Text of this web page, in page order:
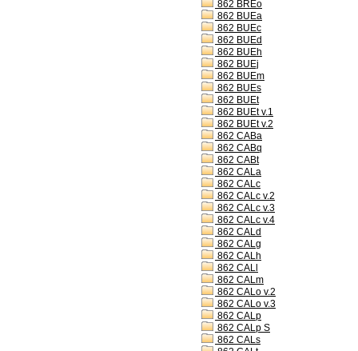
862 BREo
862 BUEa
862 BUEc
862 BUEd
862 BUEh
862 BUEj
862 BUEm
862 BUEs
862 BUEt
862 BUEt v.1
862 BUEt v.2
862 CABa
862 CABq
862 CABt
862 CALa
862 CALc
862 CALc v.2
862 CALc v.3
862 CALc v.4
862 CALd
862 CALg
862 CALh
862 CALl
862 CALm
862 CALo v.2
862 CALo v.3
862 CALp
862 CALp S
862 CALs